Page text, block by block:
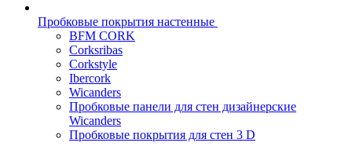
Пробковые покрытия настенные
BFM CORK
Corksribas
Corkstyle
Ibercork
Wicanders
Пробковые панели для стен дизайнерские
Wicanders
Пробковые покрытия для стен 3 D